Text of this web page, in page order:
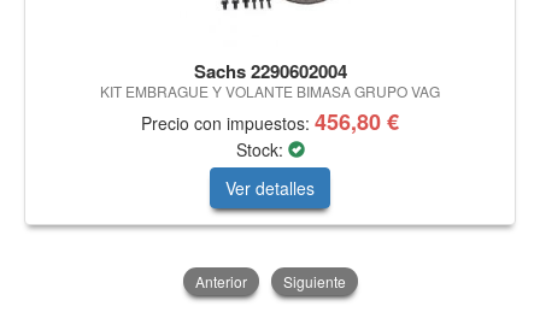
Sachs 2290602004
KIT EMBRAGUE Y VOLANTE BIMASA GRUPO VAG
Precio con impuestos: 456,80 €
Stock:
Ver detalles
Anterior Siguiente